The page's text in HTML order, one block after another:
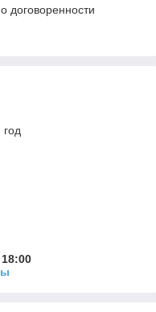
договоренности